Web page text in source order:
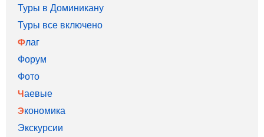
Туры в Доминикану
Туры все включено
Флаг
Форум
Фото
Чаевые
Экономика
Экскурсии